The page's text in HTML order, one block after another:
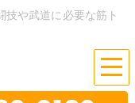
や武道に必要な筋ト